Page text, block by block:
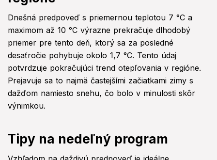
Dnešná predpoveď s priemernou teplotou 7 °C a
maximom až 10 °C výrazne prekračuje dlhodobý
priemer pre tento deň, ktorý sa za posledné
desaťročie pohybuje okolo 1,7 °C. Tento údaj
potvrdzuje pokračujúci trend otepľovania v regióne.
Prejavuje sa to najmä častejšími začiatkami zimy s
dažďom namiesto snehu, čo bolo v minulosti skôr
výnimkou.
Tipy na nedeľný program